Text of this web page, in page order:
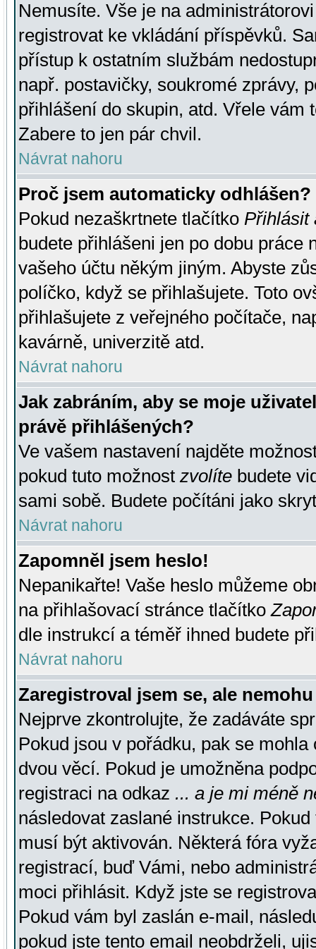
Nemusíte. Vše je na
registrovat ke vkládání příspěvků.
přístup k ostatním službám
např. postavičky, soukromé zprávy,
přihlášení do skupin, atd. Vřele vám
Zabere to jen pár chvil.
Návrat nahoru
Proč jsem automaticky odhlášen?
Pokud nezaškrtnete tlačítko Přihlásit
budete přihlášeni jen po dobu práce
vašeho účtu někým jiným. Abyste
políčko, když se přihlašujete. Toto
přihlašujete z veřejného počítače,
kavárně, univerzitě atd.
Návrat nahoru
Jak zabráním, aby se moje
právě přihlášených?
Ve vašem nastavení najděte
pokud tuto možnost zvolíte budete
sami sobě. Budete počítáni jako
Návrat nahoru
Zapomněl jsem heslo!
Nepanikařte! Vaše heslo můžeme
na přihlašovací stránce tlačítko
dle instrukcí a téměř ihned budete
Návrat nahoru
Zaregistroval jsem se, ale
Nejprve zkontrolujte, že zadáváte
Pokud jsou v pořádku, pak se
dvou věcí. Pokud je umožněna
registraci na odkaz ... a je mi méně
následovat zaslané instrukce.
musí být aktivován. Některá fóra
registrací, buď Vámi, nebo
moci přihlásit. Když jste se
Pokud vám byl zaslán e-mail,
pokud jste tento email neobdrželi,